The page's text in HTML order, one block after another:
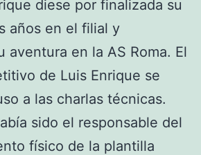
diese por finalizada su
años en el filial y
aventura en la AS Roma. El
de Luis Enrique se
a las charlas técnicas.
sido el responsable del
físico de la plantilla